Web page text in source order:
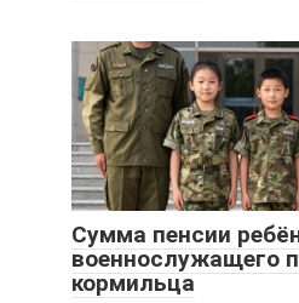
Сумма пенсии
военнослужащего
кормильца